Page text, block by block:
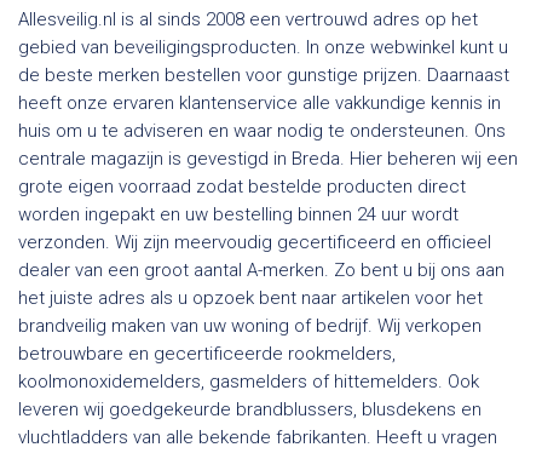
Allesveilig.nl is al sinds 2008 een vertrouwd adres op het
gebied van beveiligingsproducten. In onze webwinkel kunt u
de beste merken bestellen voor gunstige prijzen. Daarnaast
heeft onze ervaren klantenservice alle vakkundige kennis in
huis om u te adviseren en waar nodig te ondersteunen. Ons
centrale magazijn is gevestigd in Breda. Hier beheren wij een
grote eigen voorraad zodat bestelde producten direct
worden ingepakt en uw bestelling binnen 24 uur wordt
verzonden. Wij zijn meervoudig gecertificeerd en officieel
dealer van een groot aantal A-merken. Zo bent u bij ons aan
het juiste adres als u opzoek bent naar artikelen voor het
brandveilig maken van uw woning of bedrijf. Wij verkopen
betrouwbare en gecertificeerde rookmelders,
koolmonoxidemelders, gasmelders of hittemelders. Ook
leveren wij goedgekeurde brandblussers, blusdekens en
vluchtladders van alle bekende fabrikanten. Heeft u vragen